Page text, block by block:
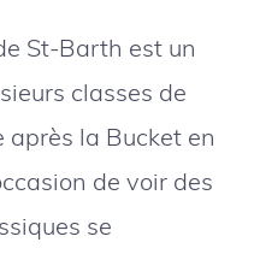
St-Barth est un
classes de
après la Bucket en
de voir des
se